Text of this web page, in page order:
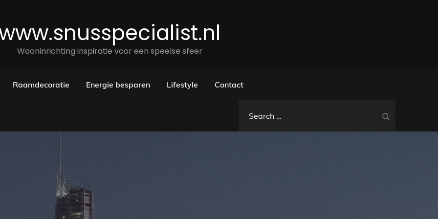
Wooninrichting inspiratie voor een speelse sfeer
Raamdecoratie Energie besparen Lifestyle Contact
for: